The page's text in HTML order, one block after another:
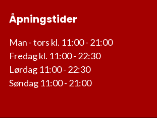
Åpningstider
Man - tors kl. 11:00 - 21:00
Fredag kl. 11:00 - 22:30
Lørdag 11:00 - 22:30
Søndag 11:00 - 21:00